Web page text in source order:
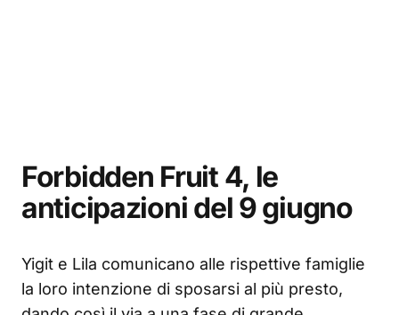
Forbidden Fruit 4, le
anticipazioni del 9 giugno
Yigit e Lila comunicano alle rispettive famiglie
la loro intenzione di sposarsi al più presto,